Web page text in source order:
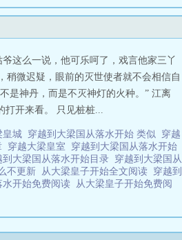
这么一说，他可乐呵了，戏言他家三丫
稍微迟疑，眼前的灭世使者就不会相信自
是神丹，而是不灭神灯的火种。” 江离
打开来看。 只见桩桩...
皇城 穿越到大梁国从落水开始 类似 穿越
穿越大梁皇室 穿越到大梁国从落水开始
到大梁国从落水开始目录 穿越到大梁国从
不更新 从大梁皇子开始全文阅读 穿越到
水开始免费阅读 从大梁皇子开始免费阅